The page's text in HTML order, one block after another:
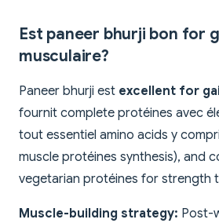
Est paneer bhurji bon for
musculaire?
Paneer bhurji est excellent for
fournit complete protéines avec
tout essentiel amino acids y
muscle protéines synthesis), and
vegetarian protéines for strength
Muscle-building strategy: Post-